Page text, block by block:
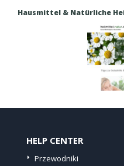
HELP CENTER
Przewodniki